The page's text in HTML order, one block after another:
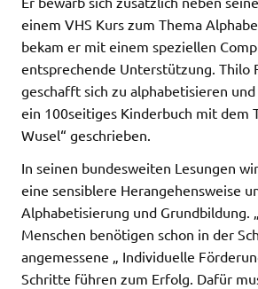
einem VHS Kurs zum Thema
bekam er mit einem speziellen
entsprechende Unterstützung. Thilo
geschafft sich zu alphabetisieren
ein 100seitiges Kinderbuch mit dem
Wusel“ geschrieben.
In seinen bundesweiten Lesungen
eine sensiblere Herangehensweise
Alphabetisierung und Grundbildung.
Menschen benötigen schon in der
angemessene „ Individuelle
Schritte führen zum Erfolg. Dafür